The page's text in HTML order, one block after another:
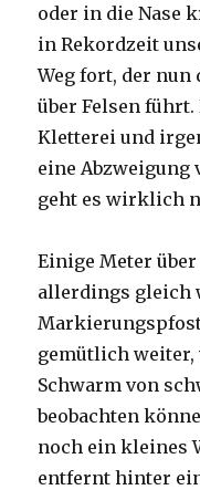
oder in die Nase
in Rekordzeit
Weg fort, der nun
über Felsen
Kletterei und
eine Abzweigung
geht es wirklich
Einige Meter
allerdings gleich
gemütlich
Schwarm von
beobachten
noch ein kleines
entfernt hinter